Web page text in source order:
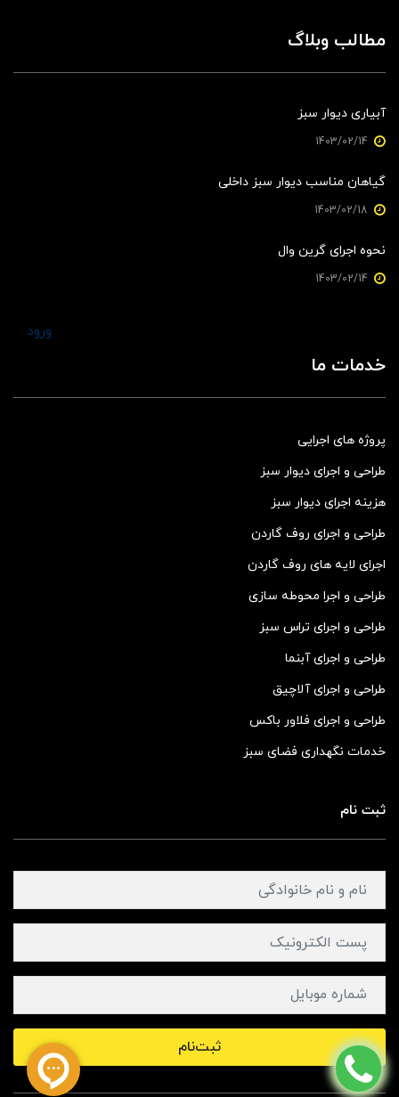
مطالب وبلاگ
آبیاری دیوار سبز
گیاهان مناسب دیوار سبز داخلی
نحوه اجرای گرین وال
ورود
خدمات ما
پروژه های اجرایی
طراحی و اجرای دیوار سبز
هزینه اجرای دیوار سبز
طراحی و اجرای روف گاردن
اجرای لایه های روف گاردن
طراحی و اجرا محوطه سازی
طراحی و اجرای تراس سبز
طراحی و اجرای آبنما
طراحی و اجرای آلاچیق
طراحی و اجرای فلاور باکس
خدمات نگهداری فضای سبز
ثبت نام
ثبت‌نام